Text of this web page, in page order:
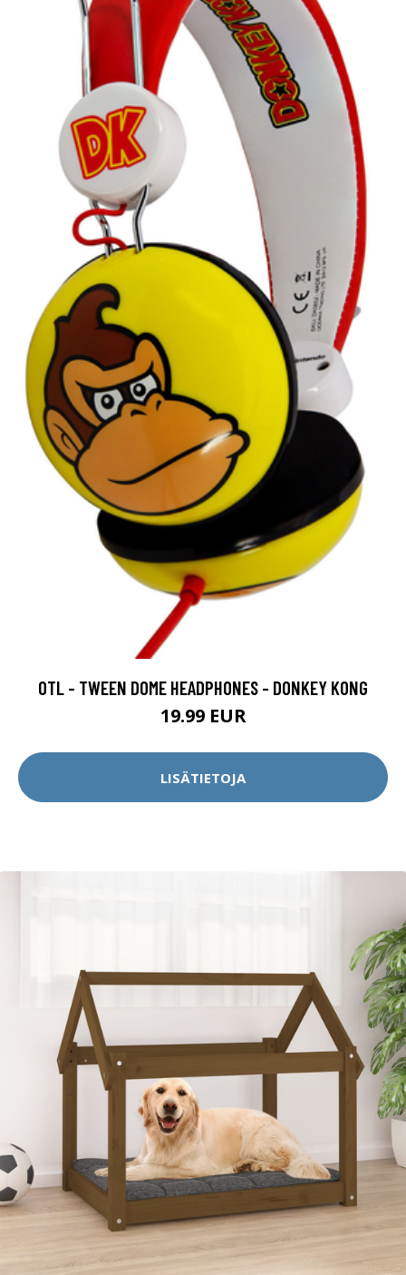
OTL - TWEEN DOME HEADPHONES - DONKEY KONG
19.99 EUR
LISÄTIETOJA